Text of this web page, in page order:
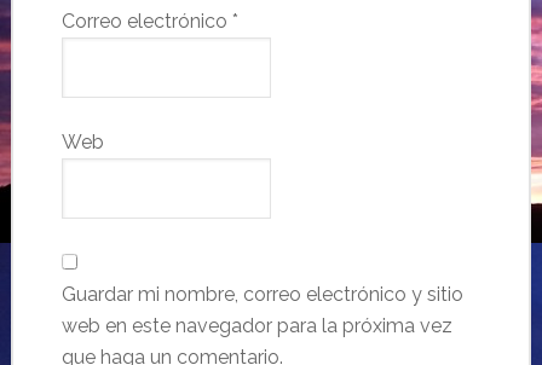
Correo electrónico *
Web
Guardar mi nombre, correo electrónico y sitio
web en este navegador para la próxima vez
que haga un comentario.